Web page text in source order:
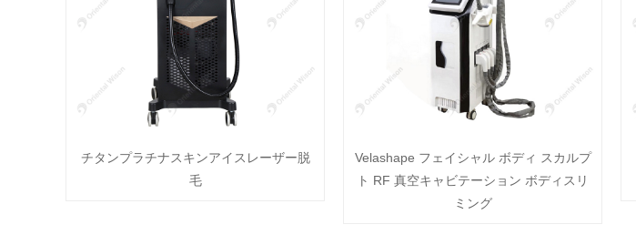
チタンプラチナスキンアイスレーザー脱
毛
Velashape フェイシャル ボディ スカルプ
ト RF 真空キャビテーション ボディスリ
ミング